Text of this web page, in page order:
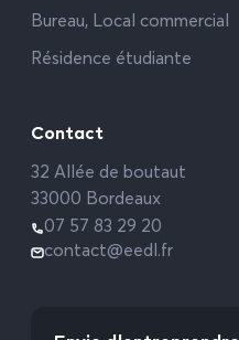
Bureau, Local commercial
Résidence étudiante
Contact
32 Allée de boutaut
33000 Bordeaux
07 57 83 29 20
contact@eedl.fr